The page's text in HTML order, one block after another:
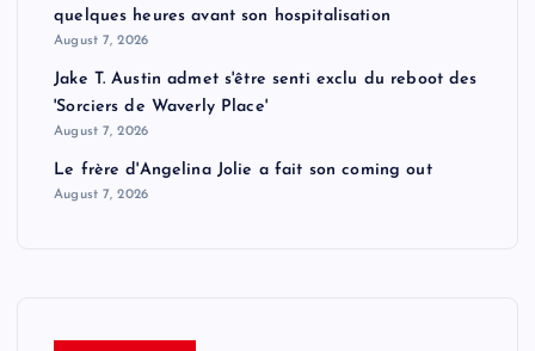
quelques heures avant son hospitalisation
August 7, 2026
Jake T. Austin admet s'être senti exclu du reboot des
'Sorciers de Waverly Place'
August 7, 2026
Le frère d'Angelina Jolie a fait son coming out
August 7, 2026